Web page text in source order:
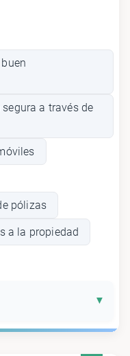
a través de
pólizas
a la propiedad